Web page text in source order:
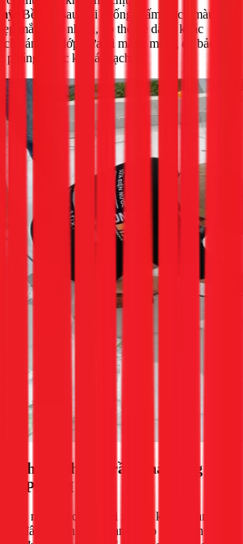
Bề mặt sau khi chống thấm sẽ có màu
mắt. Tuy nhiên, có thể dễ dàng khắc
cán một lớp vữa xi măng mỏng để bảo
phẳng trước khi lát gạch.
chống thấm trần nhà bằng
TPHCM
luôn minh bạch về chi phí để khách hàng
đây là bảng giá tham khảo cho dịch vụ